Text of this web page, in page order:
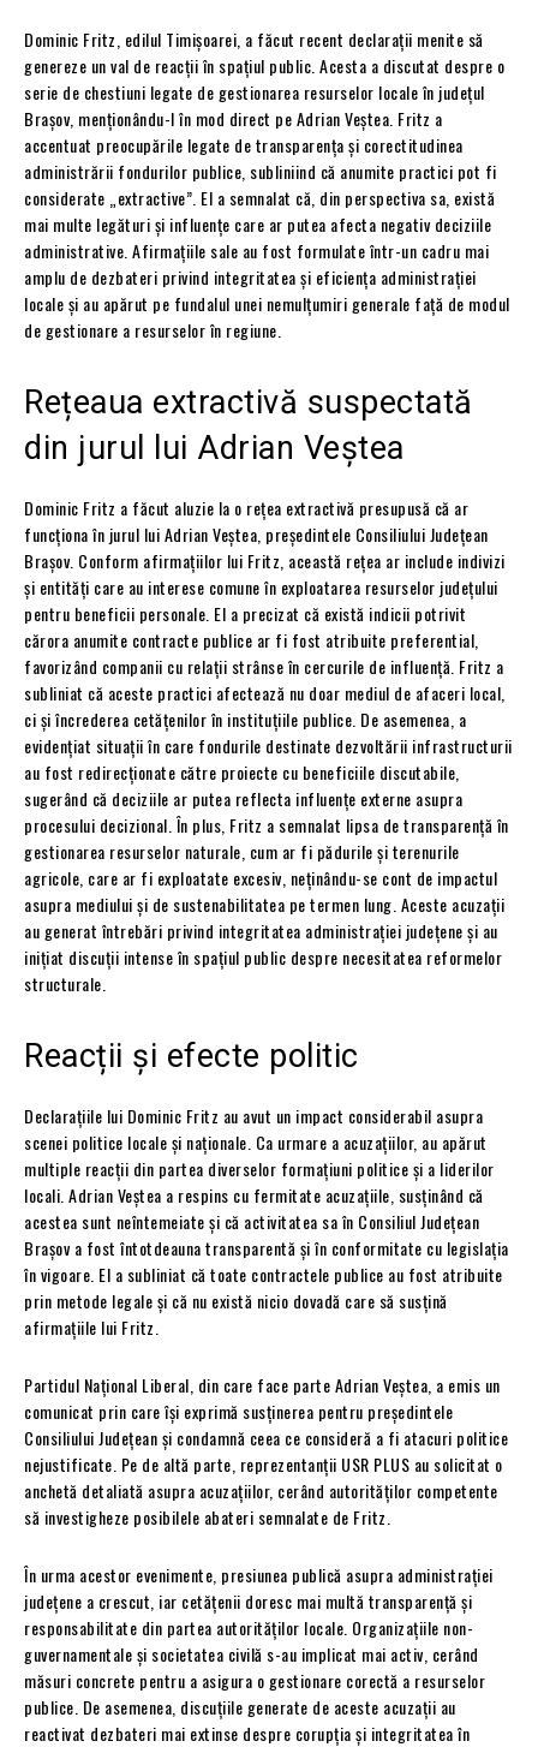
Dominic Fritz, edilul Timișoarei, a făcut recent declarații menite să
genereze un val de reacții în spațiul public. Acesta a discutat despre o
serie de chestiuni legate de gestionarea resurselor locale în județul
Brașov, menționându-l în mod direct pe Adrian Veștea. Fritz a
accentuat preocupările legate de transparența și corectitudinea
administrării fondurilor publice, subliniind că anumite practici pot fi
considerate „extractive”. El a semnalat că, din perspectiva sa, există
mai multe legături și influențe care ar putea afecta negativ deciziile
administrative. Afirmațiile sale au fost formulate într-un cadru mai
amplu de dezbateri privind integritatea și eficiența administrației
locale și au apărut pe fundalul unei nemulțumiri generale față de modul
de gestionare a resurselor în regiune.
Rețeaua extractivă suspectată
din jurul lui Adrian Veștea
Dominic Fritz a făcut aluzie la o rețea extractivă presupusă că ar
funcționa în jurul lui Adrian Veștea, președintele Consiliului Județean
Brașov. Conform afirmațiilor lui Fritz, această rețea ar include indivizi
și entități care au interese comune în exploatarea resurselor județului
pentru beneficii personale. El a precizat că există indicii potrivit
cărora anumite contracte publice ar fi fost atribuite preferential,
favorizând companii cu relații strânse în cercurile de influență. Fritz a
subliniat că aceste practici afectează nu doar mediul de afaceri local,
ci și încrederea cetățenilor în instituțiile publice. De asemenea, a
evidențiat situații în care fondurile destinate dezvoltării infrastructurii
au fost redirecționate către proiecte cu beneficiile discutabile,
sugerând că deciziile ar putea reflecta influențe externe asupra
procesului decizional. În plus, Fritz a semnalat lipsa de transparență în
gestionarea resurselor naturale, cum ar fi pădurile și terenurile
agricole, care ar fi exploatate excesiv, neținându-se cont de impactul
asupra mediului și de sustenabilitatea pe termen lung. Aceste acuzații
au generat întrebări privind integritatea administrației județene și au
inițiat discuții intense în spațiul public despre necesitatea reformelor
structurale.
Reacții și efecte politic
Declarațiile lui Dominic Fritz au avut un impact considerabil asupra
scenei politice locale și naționale. Ca urmare a acuzațiilor, au apărut
multiple reacții din partea diverselor formațiuni politice și a liderilor
locali. Adrian Veștea a respins cu fermitate acuzațiile, susținând că
acestea sunt neîntemeiate și că activitatea sa în Consiliul Județean
Brașov a fost întotdeauna transparentă și în conformitate cu legislația
în vigoare. El a subliniat că toate contractele publice au fost atribuite
prin metode legale și că nu există nicio dovadă care să susțină
afirmațiile lui Fritz.
Partidul Național Liberal, din care face parte Adrian Veștea, a emis un
comunicat prin care își exprimă susținerea pentru președintele
Consiliului Județean și condamnă ceea ce consideră a fi atacuri politice
nejustificate. Pe de altă parte, reprezentanții USR PLUS au solicitat o
anchetă detaliată asupra acuzațiilor, cerând autorităților competente
să investigheze posibilele abateri semnalate de Fritz.
În urma acestor evenimente, presiunea publică asupra administrației
județene a crescut, iar cetățenii doresc mai multă transparență și
responsabilitate din partea autorităților locale. Organizațiile non-
guvernamentale și societatea civilă s-au implicat mai activ, cerând
măsuri concrete pentru a asigura o gestionare corectă a resurselor
publice. De asemenea, discuțiile generate de aceste acuzații au
reactivat dezbateri mai extinse despre corupția și integritatea în